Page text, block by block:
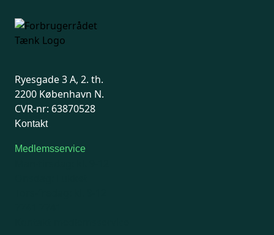
Ryesgade 3 A, 2. th.
2200 København N.
CVR-nr: 63870528
Kontakt
Medlemsservice